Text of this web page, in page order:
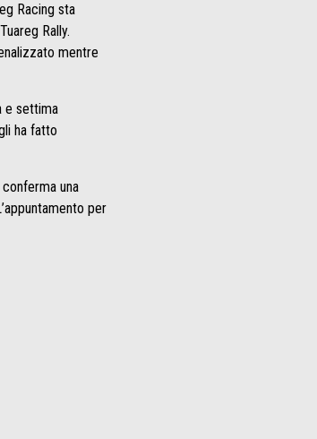
Racing sta
Rally.
mentre
e settima
ha fatto
una
per